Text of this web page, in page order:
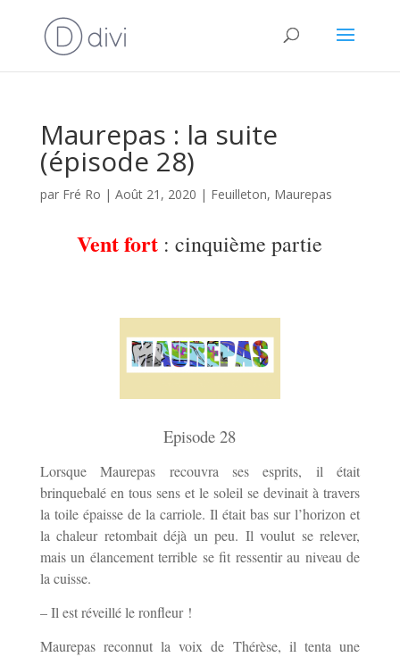
Maurepas : la suite
(épisode 28)
par Fré Ro | Août 21, 2020 | Feuilleton, Maurepas
Vent fort : cinquième partie
Episode 28
Lorsque Maurepas recouvra ses esprits, il était
brinquebalé en tous sens et le soleil se devinait à travers
la toile épaisse de la carriole. Il était bas sur l’horizon et
la chaleur retombait déjà un peu. Il voulut se relever,
mais un élancement terrible se fit ressentir au niveau de
la cuisse.
– Il est réveillé le ronfleur !
Maurepas reconnut la voix de Thérèse, il tenta une